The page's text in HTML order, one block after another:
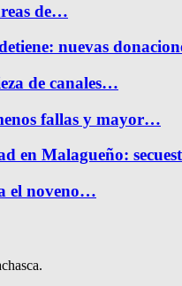
de…
nuevas
de canales…
fallas y mayor…
en Malagueño:
el noveno…